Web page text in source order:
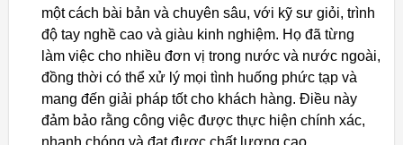
một cách bài bản và chuyên sâu, với kỹ sư giỏi, trình
độ tay nghề cao và giàu kinh nghiệm. Họ đã từng
làm việc cho nhiều đơn vị trong nước và nước ngoài,
đồng thời có thể xử lý mọi tình huống phức tạp và
mang đến giải pháp tốt cho khách hàng. Điều này
đảm bảo rằng công việc được thực hiện chính xác,
nhanh chóng và đạt được chất lượng cao.